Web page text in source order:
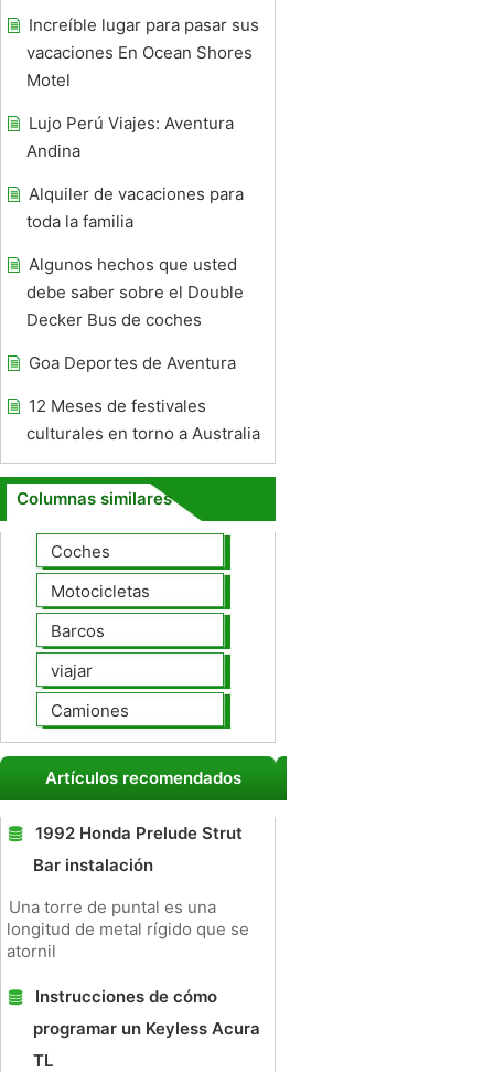
Increíble lugar para pasar sus
vacaciones En Ocean Shores
Motel
Lujo Perú Viajes: Aventura
Andina
Alquiler de vacaciones para
toda la familia
Algunos hechos que usted
debe saber sobre el Double
Decker Bus de coches
Goa Deportes de Aventura
12 Meses de festivales
culturales en torno a Australia
Columnas similares
Coches
Motocicletas
Barcos
viajar
Camiones
Artículos recomendados
1992 Honda Prelude Strut
Bar instalación
Una torre de puntal es una
longitud de metal rígido que se
atornil
Instrucciones de cómo
programar un Keyless Acura
TL